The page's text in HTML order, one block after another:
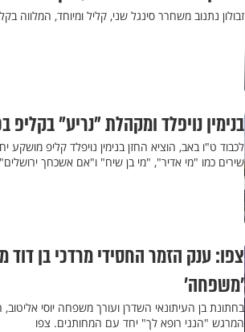
זבולון נתנוב משחרר סינגל שני, קליל ומיוחד, המלווה
בנימין נויפלד ומקהלת "נריע" בקליפ
לכבוד ט"ו באב, הוציא החזן בנימין נויפלד קליפ
שירים כמו "מי אדיר", "מי בן שיח" ו"אם אשכחך
צפו: ענק הזמר החסידי מרדכי בן
’משפחה’
בחתונת בן העיתונאי השדרן ועורך משפחה יוסי
המרגש "הנני רופא לך" יחד עם המחותנים. צפו